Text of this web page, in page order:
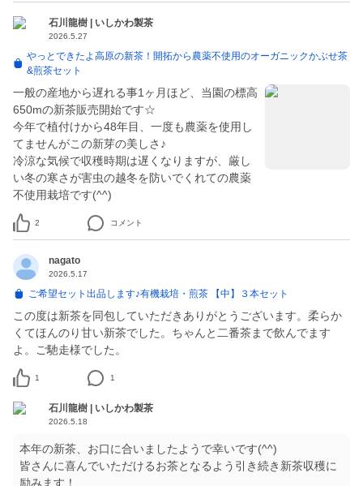
石川龍樹 | いしかわ製茶
2026.5.27
やっとできたよ高原の新茶！開拓から農薬不使用のオーガニックかぶせ茶
&煎茶セット
一般の産地から遅れる事1ヶ月ほど、当園の標高
650mの新茶販売開始です☆
今年で植付けから48年目、一度も農薬を使用し
てませんがこの新芽の美しさ♪
冷涼な気候で収穫時期は遅くなりますが、厳し
い冬の寒さが害虫の越冬を防いでくれての農薬
不使用栽培です(^^)
2 コメント
nagato
2026.5.17
ご希望セット出品します♪有機栽培・煎茶 【中】３本セット
この度は新茶を同包していただきありがとうございます。柔らか
くてほんのり甘い新茶でした。ちゃんと二番茶まで飲んでます
よ。ご馳走様でした。
1 1
石川龍樹 | いしかわ製茶
2026.5.18
本年の新茶、お口に合いましたようで幸いです(^^)
皆さんに喜んでいただけるお茶となるよう引き続き新茶収穫に
励みます！